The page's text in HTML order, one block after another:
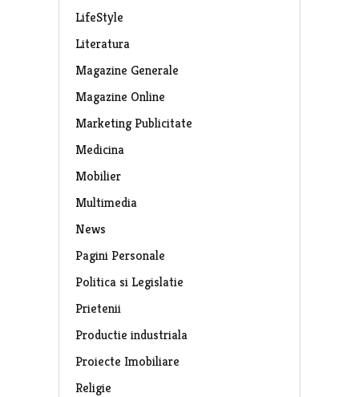
LifeStyle
Literatura
Magazine Generale
Magazine Online
Marketing Publicitate
Medicina
Mobilier
Multimedia
News
Pagini Personale
Politica si Legislatie
Prietenii
Productie industriala
Proiecte Imobiliare
Religie